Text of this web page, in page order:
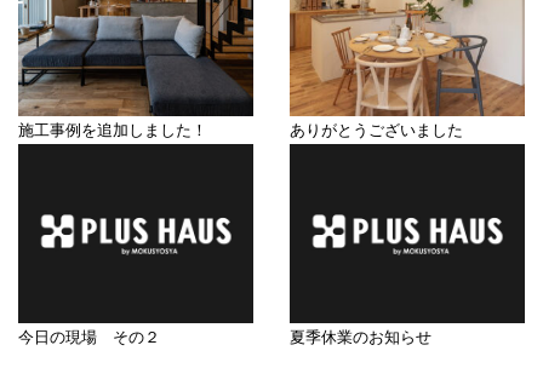
施工事例を追加しました！ ありがとうございました
今日の現場 その２ 夏季休業のお知らせ